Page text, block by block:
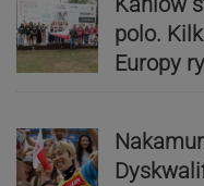
polo.
Europy